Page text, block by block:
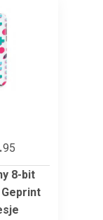
95
8-bit
Geprint